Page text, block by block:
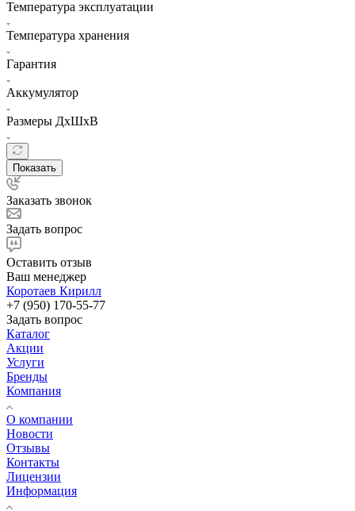
Температура эксплуатации
Температура хранения
Гарантия
Аккумулятор
Размеры ДхШхВ
Показать
Заказать звонок
Задать вопрос
Оставить отзыв
Ваш менеджер
Коротаев Кирилл
+7 (950) 170-55-77
Задать вопрос
Каталог
Акции
Услуги
Бренды
Компания
О компании
Новости
Отзывы
Контакты
Лицензии
Информация